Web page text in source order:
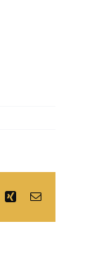
Xing Email